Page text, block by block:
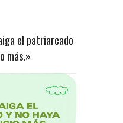
el patriarcado
más.»